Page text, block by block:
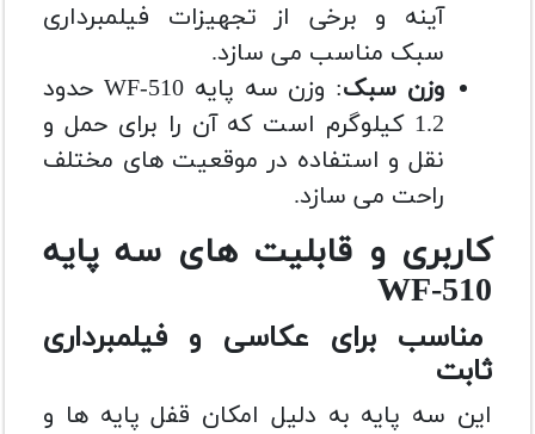
آینه و برخی از تجهیزات فیلمبرداری
سبک مناسب می سازد.
وزن سبک
: وزن سه پایه WF-510 حدود
1.2 کیلوگرم است که آن را برای حمل و
نقل و استفاده در موقعیت های مختلف
راحت می سازد.
کاربری و قابلیت های سه پایه
WF-510
مناسب برای عکاسی و فیلمبرداری
ثابت
این سه پایه به دلیل امکان قفل پایه ها و